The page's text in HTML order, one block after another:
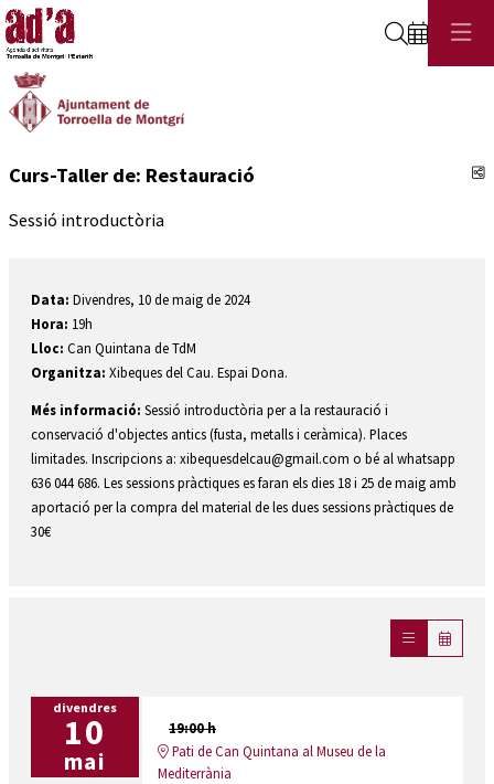
Cerca
Curs-Taller de: Restauració
Sessió introductòria
Data: Divendres, 10 de maig de 2024
Hora: 19h
Lloc: Can Quintana de TdM
Organitza: Xibeques del Cau. Espai Dona.
Més informació: Sessió introductòria per a la restauració i
conservació d'objectes antics (fusta, metalls i ceràmica). Places
limitades. Inscripcions a: xibequesdelcau@gmail.com o bé al whatsapp
636 044 686. Les sessions pràctiques es faran els dies 18 i 25 de maig amb
aportació per la compra del material de les dues sessions pràctiques de
30€
divendres
10
mai
19:00 h
Pati de Can Quintana al Museu de la
Mediterrània